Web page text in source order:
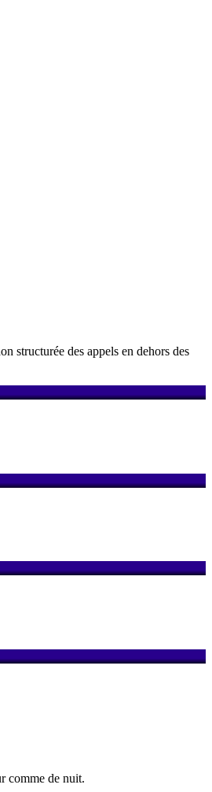
structurée des appels en dehors des
comme de nuit.